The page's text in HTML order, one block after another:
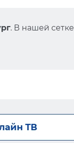
. В нашей сетке
ТВ